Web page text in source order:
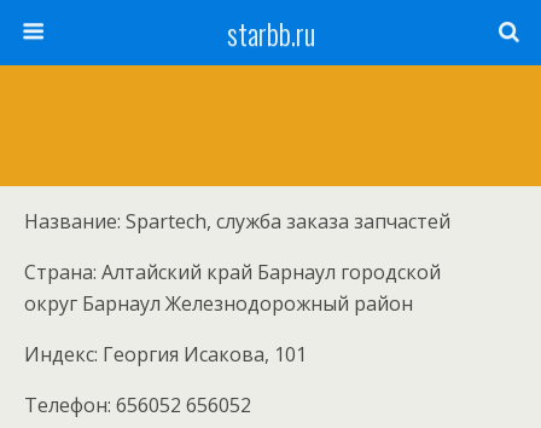
starbb.ru
Название: Spartech, служба заказа запчастей
Страна: Алтайский край Барнаул городской
округ Барнаул Железнодорожный район
Индекс: Георгия Исакова, 101
Телефон: 656052 656052